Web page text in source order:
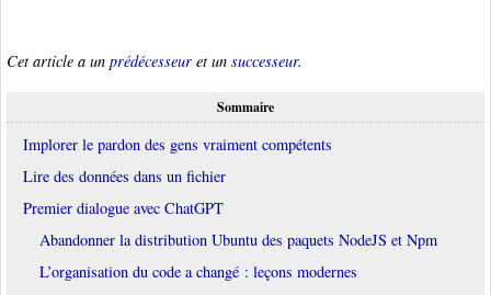
Cet article a un prédécesseur et un successeur.
Sommaire
Implorer le pardon des gens vraiment compétents
Lire des données dans un fichier
Premier dialogue avec ChatGPT
Abandonner la distribution Ubuntu des paquets NodeJS et Npm
L’organisation du code a changé : leçons modernes